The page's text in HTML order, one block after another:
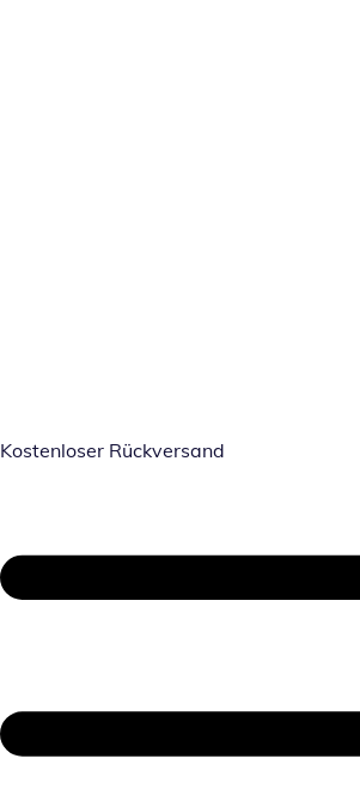
Kostenloser Rückversand